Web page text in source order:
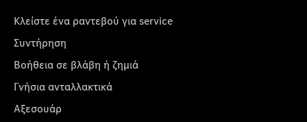
Κλείστε ένα ραντεβού για service
Συντήρηση
Βοήθεια σε βλάβη ή ζημιά
Γνήσια ανταλλακτικά
Αξεσουάρ